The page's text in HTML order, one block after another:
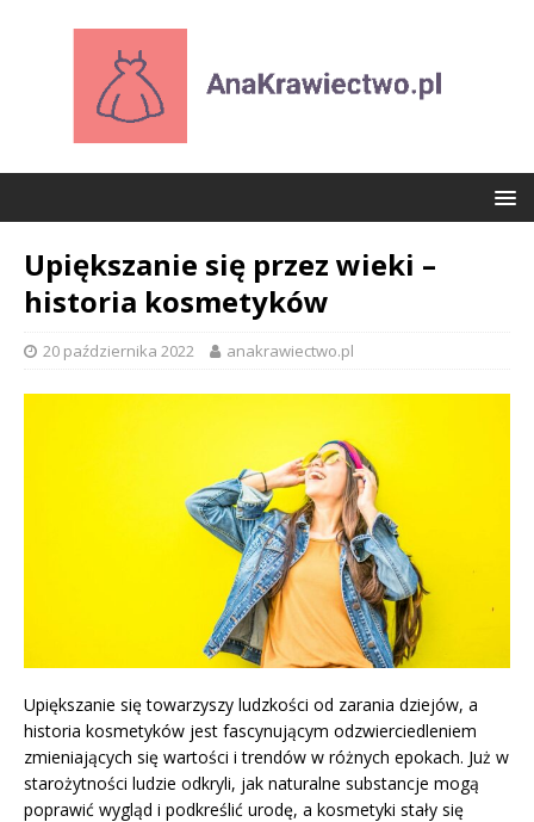
Upiększanie się przez wieki –
historia kosmetyków
20 października 2022 anakrawiectwo.pl
Upiększanie się towarzyszy ludzkości od zarania dziejów, a
historia kosmetyków jest fascynującym odzwierciedleniem
zmieniających się wartości i trendów w różnych epokach. Już w
starożytności ludzie odkryli, jak naturalne substancje mogą
poprawić wygląd i podkreślić urodę, a kosmetyki stały się